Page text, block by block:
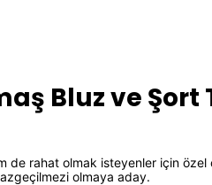
Bluz ve Şort
de rahat olmak isteyenler için
olmaya aday.